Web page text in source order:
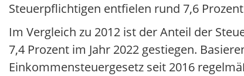
Steuerpflichtigen entfielen rund 7,6
Im Vergleich zu 2012 ist der Anteil der
7,4 Prozent im Jahr 2022 gestiegen.
Einkommensteuergesetz seit 2016